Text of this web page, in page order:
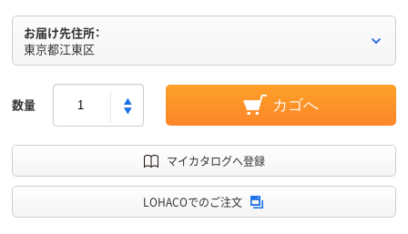
お届け先住所：
東京都江東区
数量 カゴへ
マイカタログへ登録
LOHACOでのご注文